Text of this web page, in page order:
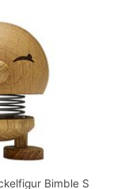
Bimble S